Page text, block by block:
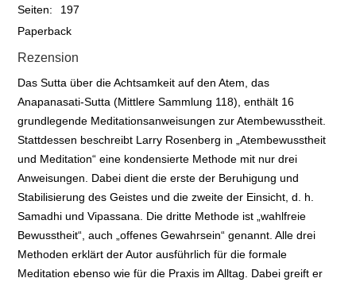
Seiten:
197
Paperback
Rezension
Das Sutta über die Achtsamkeit auf den Atem, das
Anapanasati-Sutta (Mittlere Sammlung 118), enthält 16
grundlegende Meditationsanweisungen zur Atembewusstheit.
Stattdessen beschreibt Larry Rosenberg in „Atembewusstheit
und Meditation“ eine kondensierte Methode mit nur drei
Anweisungen. Dabei dient die erste der Beruhigung und
Stabilisierung des Geistes und die zweite der Einsicht, d. h.
Samadhi und Vipassana. Die dritte Methode ist „wahlfreie
Bewusstheit“, auch „offenes Gewahrsein“ genannt. Alle drei
Methoden erklärt der Autor ausführlich für die formale
Meditation ebenso wie für die Praxis im Alltag. Dabei greift er